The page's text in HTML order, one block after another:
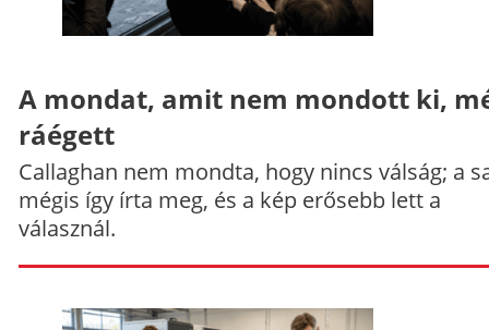
A mondat, amit nem mondott ki,
ráégett
Callaghan nem mondta, hogy nincs válság; a
mégis így írta meg, és a kép erősebb lett a
válasznál.